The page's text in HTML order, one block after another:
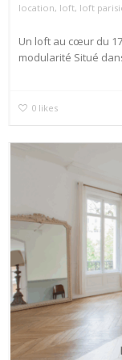
location, loft, loft
Un loft au cœur du
modularité Situé
0 likes